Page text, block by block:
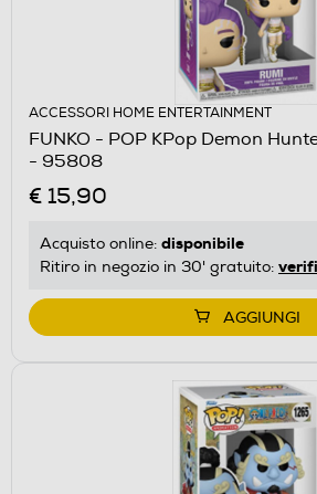
ACCESSORI HOME ENTERTAINMENT
FUNKO - POP KPop Demon
- 95808
€ 15,90
Acquisto online: disponibile
Ritiro in negozio in 30' gratuito:
AGGIUNGI